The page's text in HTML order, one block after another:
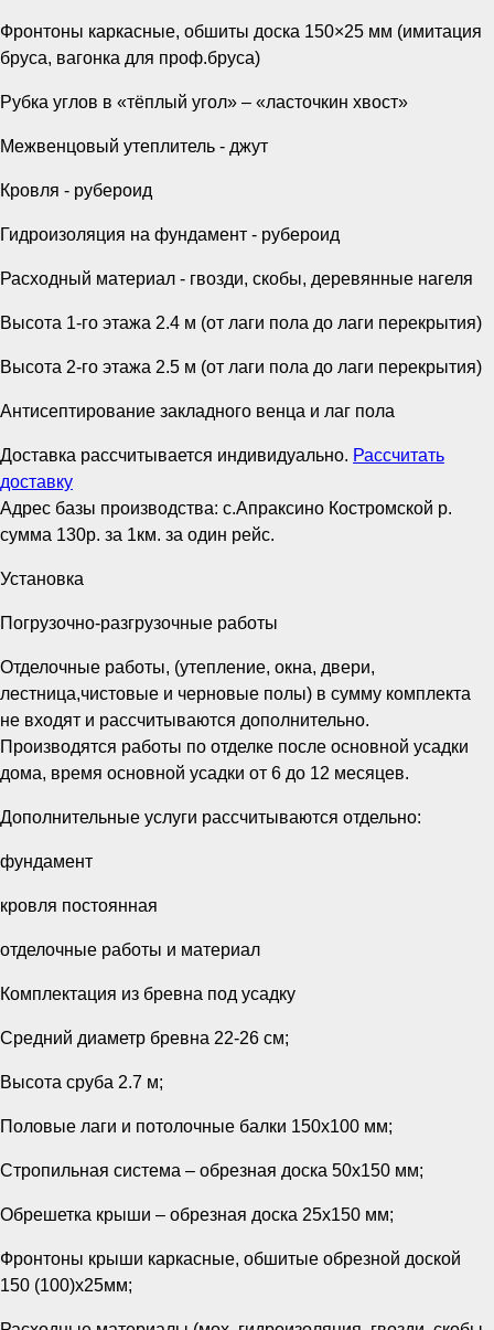
Фронтоны каркасные, обшиты доска 150×25 мм (имитация
бруса, вагонка для проф.бруса)
Рубка углов в «тёплый угол» – «ласточкин хвост»
Межвенцовый утеплитель - джут
Кровля - рубероид
Гидроизоляция на фундамент - рубероид
Расходный материал - гвозди, скобы, деревянные нагеля
Высота 1-го этажа 2.4 м (от лаги пола до лаги перекрытия)
Высота 2-го этажа 2.5 м (от лаги пола до лаги перекрытия)
Антисептирование закладного венца и лаг пола
Доставка рассчитывается индивидуально. Рассчитать
доставку
Адрес базы производства: с.Апраксино Костромской р.
сумма 130р. за 1км. за один рейс.
Установка
Погрузочно-разгрузочные работы
Отделочные работы, (утепление, окна, двери,
лестница,чистовые и черновые полы) в сумму комплекта
не входят и рассчитываются дополнительно.
Производятся работы по отделке после основной усадки
дома, время основной усадки от 6 до 12 месяцев.
Дополнительные услуги рассчитываются отдельно:
фундамент
кровля постоянная
отделочные работы и материал
Комплектация из бревна под усадку
Средний диаметр бревна 22-26 см;
Высота сруба 2.7 м;
Половые лаги и потолочные балки 150x100 мм;
Стропильная система – обрезная доска 50х150 мм;
Обрешетка крыши – обрезная доска 25х150 мм;
Фронтоны крыши каркасные, обшитые обрезной доской
150 (100)х25мм;